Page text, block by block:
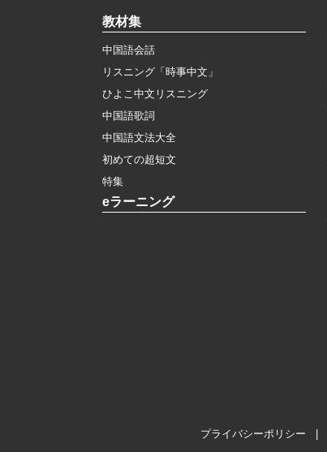
教材集
中国語会話
リスニング「時事中文」
ひよこ中文リスニング
中国語歌詞
中国語文法大全
初めての超短文
特集
eラーニング
プライバシーポリシー